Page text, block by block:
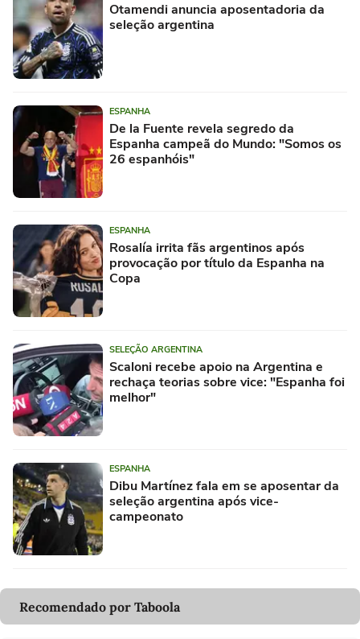
Otamendi anuncia aposentadoria da
seleção argentina
ESPANHA
De la Fuente revela segredo da
Espanha campeã do Mundo: "Somos os
26 espanhóis"
ESPANHA
Rosalía irrita fãs argentinos após
provocação por título da Espanha na
Copa
SELEÇÃO ARGENTINA
Scaloni recebe apoio na Argentina e
rechaça teorias sobre vice: "Espanha foi
melhor"
ESPANHA
Dibu Martínez fala em se aposentar da
seleção argentina após vice-
campeonato
Recomendado por Taboola